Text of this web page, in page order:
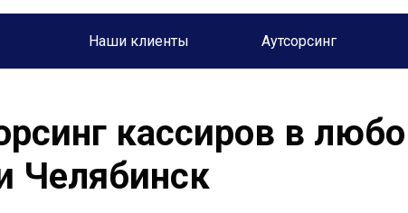
Наши клиенты Аутсорсинг
кассиров в
Челябинск